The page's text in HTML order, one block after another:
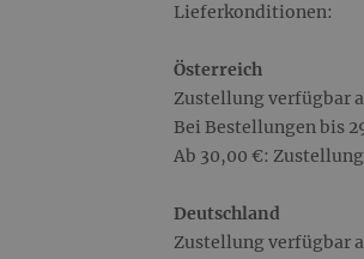
Lieferkonditionen:
Österreich
Zustellung verfügbar
Bei Bestellungen bis
Ab 30,00 €:
Deutschland
Zustellung verfügbar